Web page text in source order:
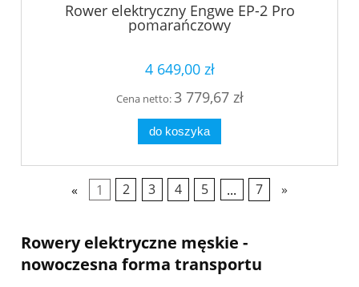
Rower elektryczny Engwe EP-2 Pro
pomarańczowy
4 649,00 zł
Cena netto:3 779,67 zł
do koszyka
« 1 2 3 4 5 ... 7 »
Rowery elektryczne męskie -
nowoczesna forma transportu